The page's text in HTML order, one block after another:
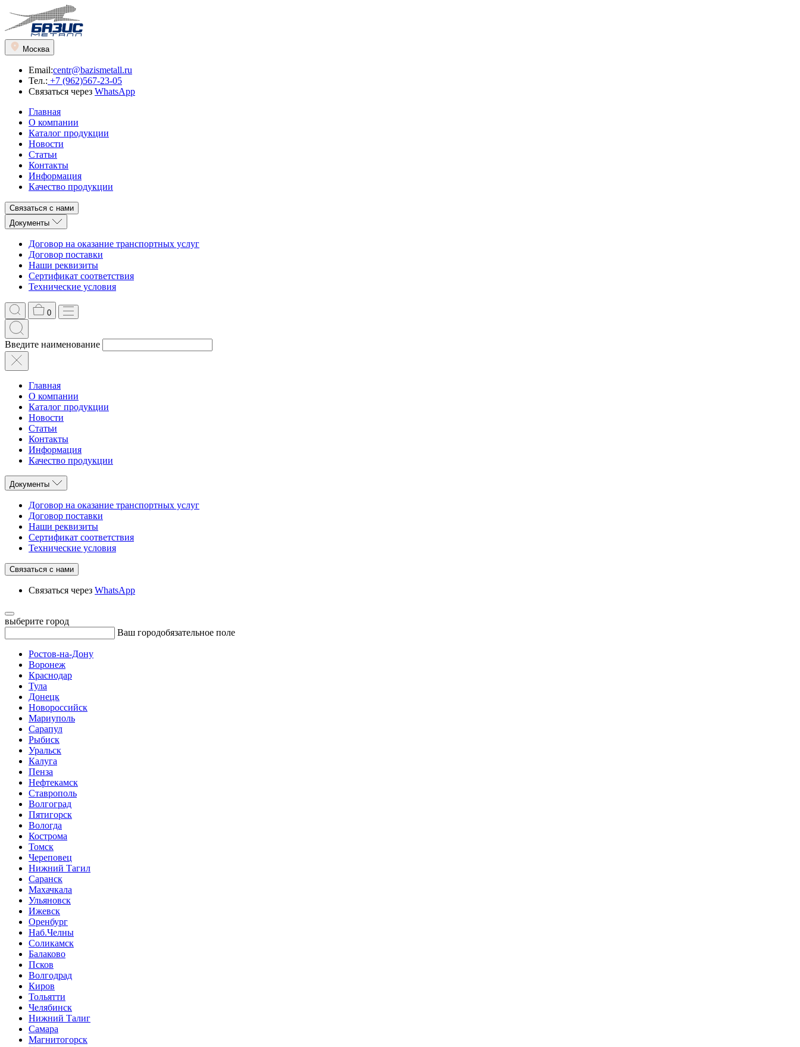
Москва
Email:centr@bazismetall.ru
Тел.: +7 (962)567-23-05
Связаться через WhatsApp
Главная
О компании
Каталог продукции
Новости
Статьи
Контакты
Информация
Качество продукции
Связаться с нами
Документы
Договор на оказание транспортных услуг
Договор поставки
Наши реквизиты
Сертификат соответствия
Технические условия
0
Введите наименование
Главная
О компании
Каталог продукции
Новости
Статьи
Контакты
Информация
Качество продукции
Документы
Договор на оказание транспортных услуг
Договор поставки
Наши реквизиты
Сертификат соответствия
Технические условия
Связаться с нами
Связаться через WhatsApp
выберите город
Ваш городобязательное поле
Ростов-на-Дону
Воронеж
Краснодар
Тула
Донецк
Новороссийск
Мариуполь
Сарапул
Рыбиск
Уральск
Калуга
Пенза
Нефтекамск
Ставрополь
Волгоград
Пятигорск
Вологда
Кострома
Томск
Череповец
Нижний Тагил
Саранск
Махачкала
Ульяновск
Ижевск
Оренбург
Наб.Челны
Соликамск
Балаково
Псков
Волгодрад
Киров
Тольятти
Челябинск
Нижний Талиг
Самара
Магнитогорск